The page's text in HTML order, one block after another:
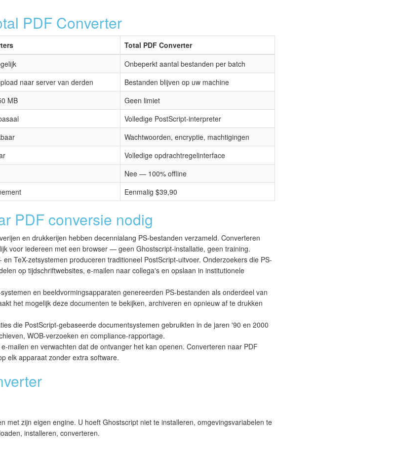
PDF Converter
Total PDF Converter
Onbeperkt aantal bestanden per batch
naar server van derden
Bestanden blijven op uw machine
MB
Geen limiet
Volledige PostScript-interpreter
Wachtwoorden, encryptie, machtigingen
Volledige opdrachtregelinterface
Nee — 100% offline
Eenmalig $39,90
PDF conversie nodig
en drukkerijen hebben decennialang PS-bestanden verzameld. Converteren
voor iedereen met een browser — geen Ghostscript-installatie, geen training.
en TeX-zetsystemen produceren traditioneel PostScript-uitvoer. Onderzoekers die PS-
op tijdschriftwebsites, e-mailen naar collega's en opslaan in institutionele
en beeldvormingsapparaten genereerden PS-bestanden als onderdeel van
het mogelijk deze documenten te bekijken, archiveren en opnieuw af te drukken
die PostScript-gebaseerde documentsystemen gebruikten in de jaren '90 en 2000
WOB-verzoeken en compliance-rapportage.
mailen en verwachten dat de ontvanger het kan openen. Converteren naar PDF
elk apparaat zonder extra software.
met zijn eigen engine. U hoeft Ghostscript niet te installeren, omgevingsvariabelen te
installeren, converteren.